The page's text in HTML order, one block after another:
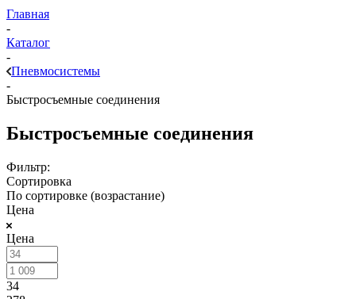
Главная
-
Каталог
-
Пневмосистемы
-
Быстросъемные соединения
Быстросъемные соединения
Фильтр:
Сортировка
По сортировке (возрастание)
Цена
Цена
34